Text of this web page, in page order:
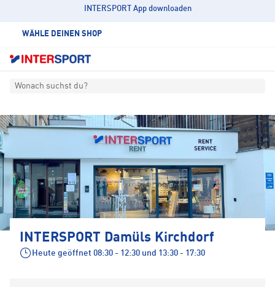
INTERSPORT App downloaden
WÄHLE DEINEN SHOP
Wonach suchst du?
INTERSPORT Damüls Kirchdorf
Heute geöffnet 08:30 - 12:30 und 13:30 - 17:30